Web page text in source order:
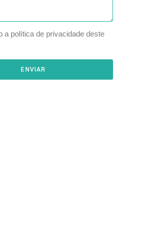
a política de privacidade deste
ENVIAR